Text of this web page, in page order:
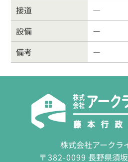
接道
―
設備
ー
備考
ー
株式会社アークラ
〒382-0099 長野県須